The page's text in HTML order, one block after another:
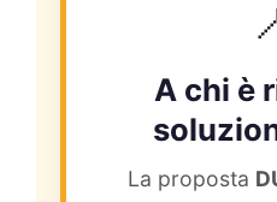
A chi è
La proposta